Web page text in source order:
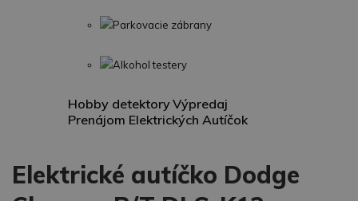
Parkovacie zábrany
Alkohol testery
Hobby detektoryVýpredaj
Prenájom Elektrických Autíčok
Elektrické autíčko Dodge